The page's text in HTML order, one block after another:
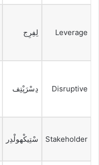
Leverage لِفِرِج
Disruptive دِسْرَپْتِف
Stakeholder سْتِيكْهولْدِر